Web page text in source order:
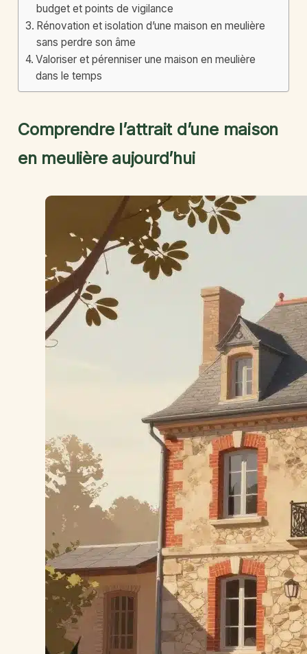
budget et points de vigilance
Rénovation et isolation d’une maison en meulière
sans perdre son âme
Valoriser et pérenniser une maison en meulière
dans le temps
Comprendre l’attrait d’une maison
en meulière aujourd’hui